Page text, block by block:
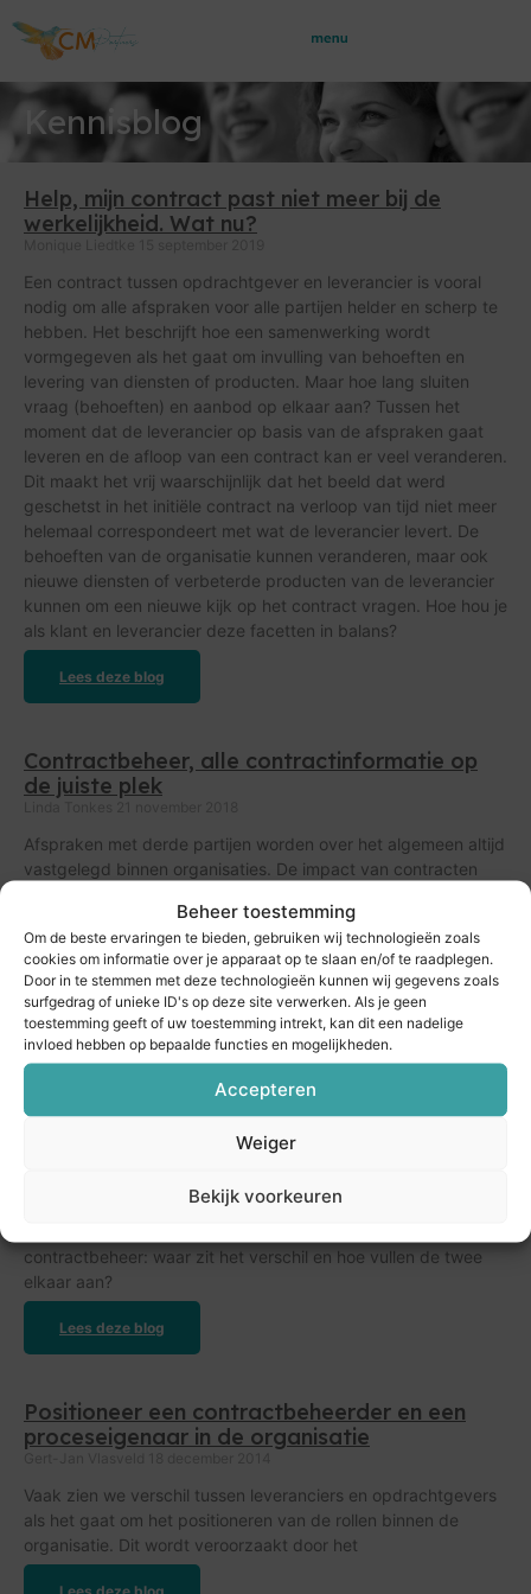
Beheer toestemming
Om de beste ervaringen te bieden, gebruiken wij technologieën zoals
cookies om informatie over je apparaat op te slaan en/of te raadplegen.
Door in te stemmen met deze technologieën kunnen wij gegevens zoals
surfgedrag of unieke ID's op deze site verwerken. Als je geen
toestemming geeft of uw toestemming intrekt, kan dit een nadelige
invloed hebben op bepaalde functies en mogelijkheden.
Accepteren
Weiger
Bekijk voorkeuren
Kennisblog
Help, mijn contract past niet meer bij de
werkelijkheid. Wat nu?
Een contract tussen opdrachtgever en leverancier is vooral
nodig om alle afspraken voor alle partijen helder en scherp te
hebben. Het beschrijft hoe een samenwerking wordt
vormgegeven als het gaat om invulling van behoeften en
levering van diensten of producten. Maar hoe lang sluiten
vraag (behoeften) en aanbod op elkaar aan? Tussen het
moment dat de leverancier op basis van de afspraken gaat
leveren en de afloop van een contract kan er veel veranderen.
Dit maakt het vrij waarschijnlijk dat het beeld dat werd
geschetst in het initiële contract na verloop van tijd niet meer
helemaal correspondeert met wat de leverancier levert. De
behoeften van de organisatie kunnen veranderen, maar ook
nieuwe diensten of verbeterde producten van de leverancier
kunnen om een nieuwe kijk op het contract vragen. Hoe hou je
als klant en leverancier deze facetten in balans?
Lees deze blog
Contractbeheer, alle contractinformatie op
de juiste plek
Afspraken met derde partijen worden over het algemeen altijd
vastgelegd binnen organisaties. De impact van contracten
Lees deze blog
Wat is het verschil tussen
contractmanagement en contractbeheer?
Monique Liedtke
Contractmanagement en contractbeheer zijn hot. De twee
termen worden nog wel eens door elkaar gebruikt, terwijl er
een wezenlijk verschil is. Om ervoor te zorgen dat er geen
goede afspraken een must. Alleen zo kun je effectief en
contractbeheer: waar zit het verschil en hoe vullen de twee
elkaar aan?
Lees deze blog
Positioneer een contractbeheerder en een
proceseigenaar in de organisatie
Vaak zien we verschil tussen leveranciers en opdrachtgevers
als het gaat om het positioneren van de rollen binnen de
organisatie. Dit wordt veroorzaakt door het